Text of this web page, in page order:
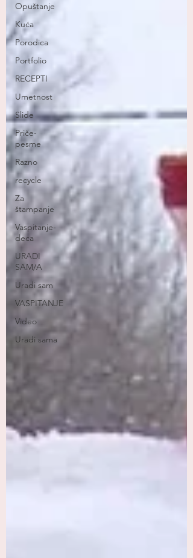
Opuštanje
Kuća
Porodica
Portfolio
RECEPTI
Umetnost
Slide
Priče-
pesme
Razno
recycle
Za
štampanje
Vaspitanje-
deca
URADI
SAM/A
Uradi sam
VASPITANJE
Video
Uradi sama